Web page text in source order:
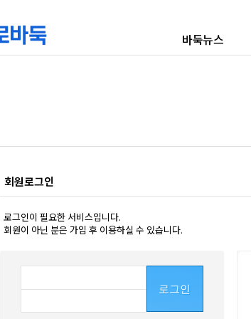
바둑뉴스
회원로그인
로그인이 필요한 서비스입니다.
회원이 아닌 분은 가입 후 이용하실 수 있습니다.
로그인